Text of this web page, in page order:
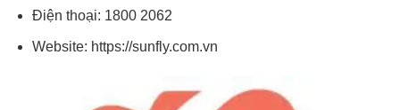
Điện thoại: 1800 2062
Website: https://sunfly.com.vn